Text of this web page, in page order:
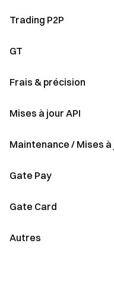
Soft Staking
Regroupement des actifs
Événements ETF
Autres
Trading P2P
GT
Frais & précision
Frais
Précision
Mises à jour API
Maintenance / Mises à
Dépôt et retrait
Changement de nom du
Mises à niveau du
Gate Pay
Gate Card
Autres